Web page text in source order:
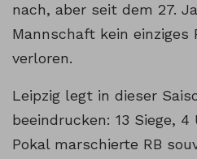
nach, aber seit dem 27.
Mannschaft kein
verloren.
Leipzig legt in dieser
beeindrucken: 13 Siege,
Pokal marschierte RB